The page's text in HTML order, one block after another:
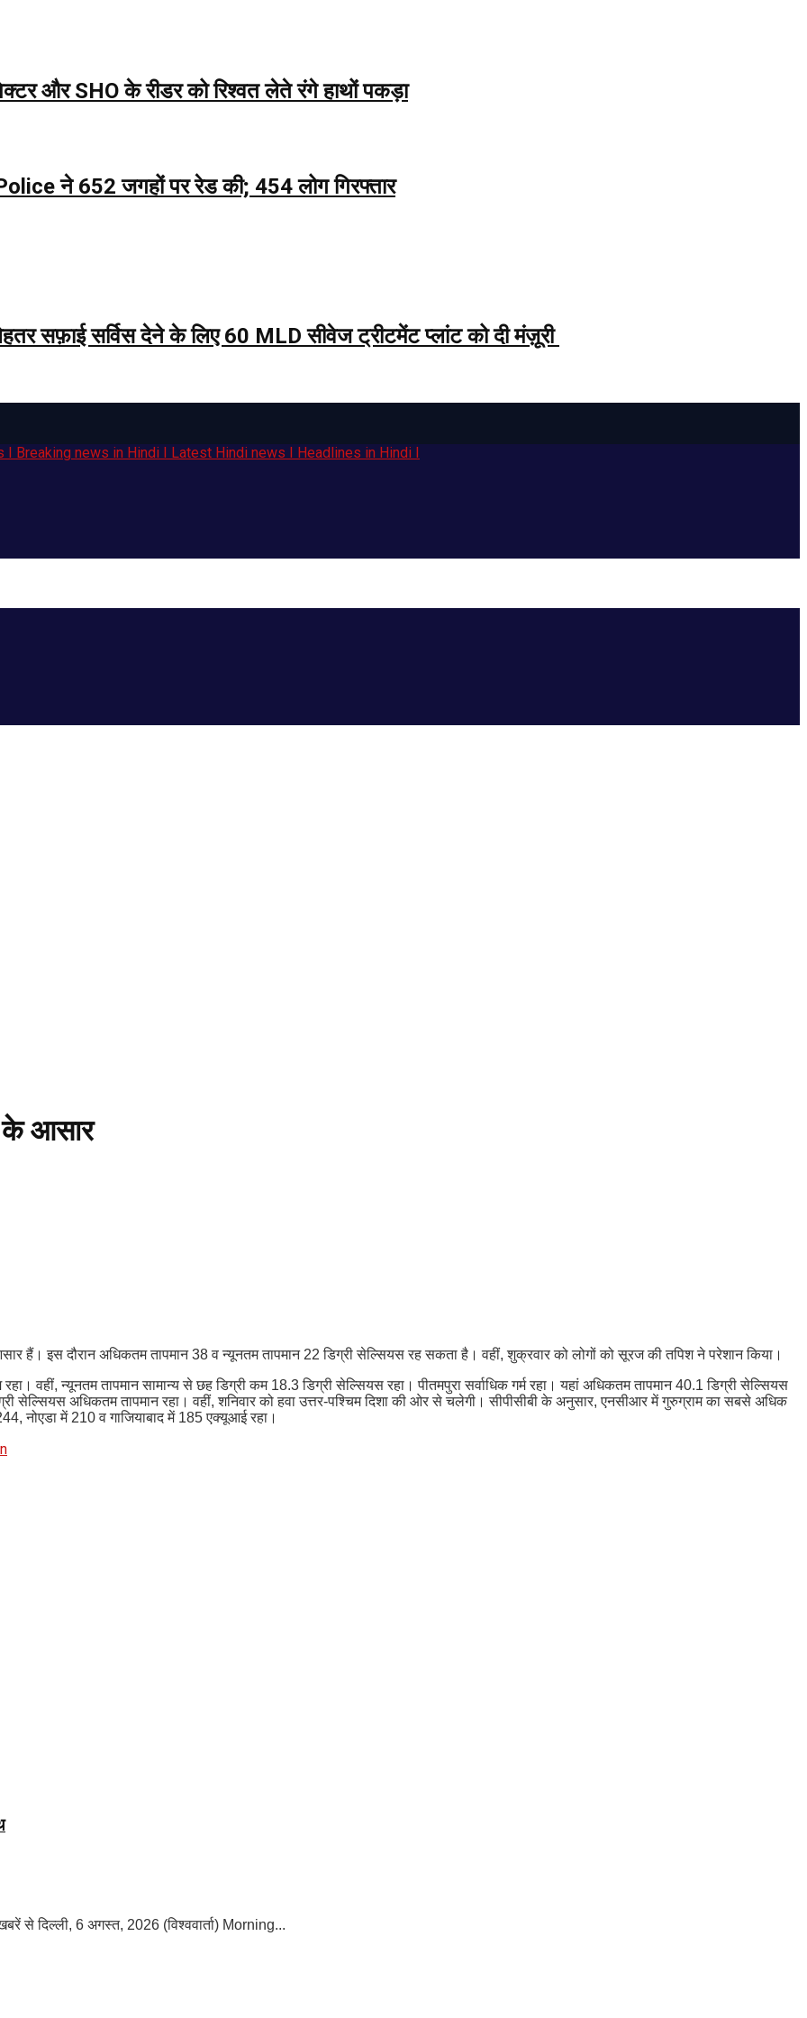
और SHO के रीडर को रिश्वत लेते रंगे हाथों पकड़ा
ने 652 जगहों पर रेड की; 454 लोग गिरफ्तार
सर्विस देने के लिए 60 MLD सीवेज ट्रीटमेंट प्लांट को दी मंज़ूरी
के आसार
हैं। इस दौरान अधिकतम तापमान 38 व न्यूनतम तापमान 22 डिग्री सेल्सियस रह सकता है। वहीं, शुक्रवार को लोगों को सूरज की तपिश ने परेशान किया।
वहीं, न्यूनतम तापमान सामान्य से छह डिग्री कम 18.3 डिग्री सेल्सियस रहा। पीतमपुरा सर्वाधिक गर्म रहा। यहां अधिकतम तापमान 40.1 डिग्री सेल्सियस
सेल्सियस अधिकतम तापमान रहा। वहीं, शनिवार को हवा उत्तर-पश्चिम दिशा की ओर से चलेगी। सीपीसीबी के अनुसार, एनसीआर में गुरुग्राम का सबसे अधिक
नोएडा में 210 व गाजियाबाद में 185 एक्यूआई रहा।
से दिल्ली, 6 अगस्त, 2026 (विश्ववार्ता) Morning...